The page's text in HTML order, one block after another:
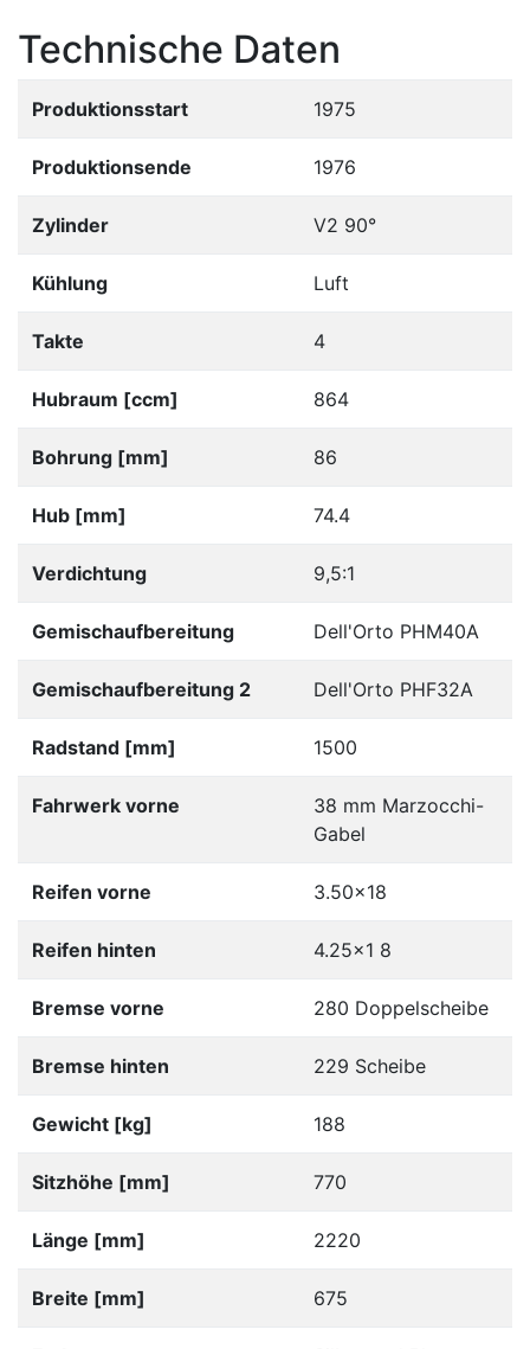
Technische Daten
Produktionsstart 1975
Produktionsende 1976
Zylinder V2 90°
Kühlung Luft
Takte 4
Hubraum [ccm] 864
Bohrung [mm] 86
Hub [mm] 74.4
Verdichtung 9,5:1
Gemischaufbereitung Dell'Orto PHM40A
Gemischaufbereitung 2 Dell'Orto PHF32A
Radstand [mm] 1500
Fahrwerk vorne
38 mm Marzocchi-
Gabel
Reifen vorne 3.50x18
Reifen hinten 4.25x1 8
Bremse vorne 280 Doppelscheibe
Bremse hinten 229 Scheibe
Gewicht [kg] 188
Sitzhöhe [mm] 770
Länge [mm] 2220
Breite [mm] 675